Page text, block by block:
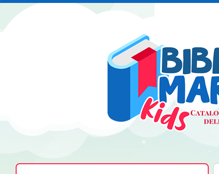
Cerca su "Cerca nel catalogo"